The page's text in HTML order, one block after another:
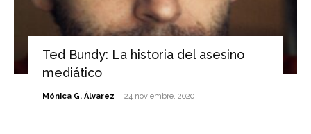
Ted Bundy: La historia del asesino
mediático
Mónica G. Álvarez - 24 noviembre, 2020